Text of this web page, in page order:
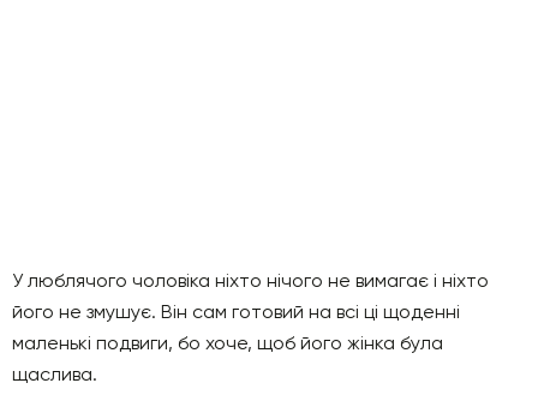
У люблячого чоловіка ніхто нічого не вимагає і ніхто
його не змушує. Він сам готовий на всі ці щоденні
маленькі подвиги, бо хоче, щоб його жінка була
щаслива.